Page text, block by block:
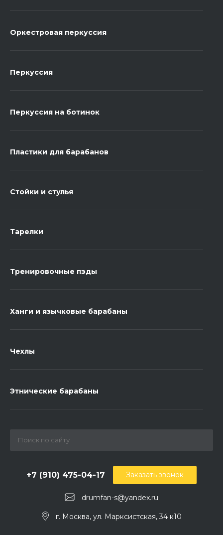
Оркестровая перкуссия
Перкуссия
Перкуссия на ботинок
Пластики для барабанов
Стойки и стулья
Тарелки
Тренировочные пэды
Ханги и язычковые барабаны
Чехлы
Этнические барабаны
+7 (910) 475-04-17
drumfan-s@yandex.ru
Заказать звонок
г. Москва, ул. Марксистская, 34 к10